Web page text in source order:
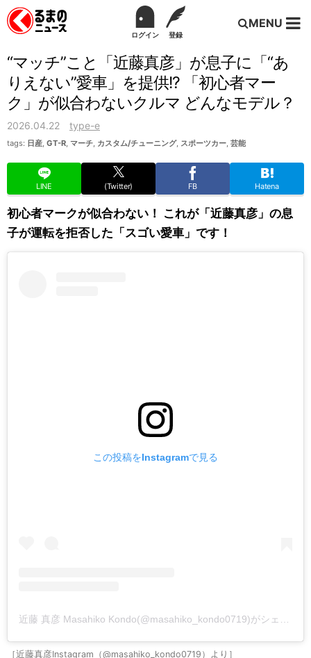
ログイン 登録
MENU
“マッチ”こと「近藤真彦」が息子に「“あ
りえない”愛車」を提供!? 「初心者マー
ク」が似合わないクルマ どんなモデル？
2026.04.22 type-e
tags: 日産, GT-R, マーチ, カスタム/チューニング, スポーツカー, 芸能
LINE (Twitter) FB Hatena
初心者マークが似合わない！ これが「近藤真彦」の息
子が運転を拒否した「スゴい愛車」です！
この投稿をInstagramで見る
［近藤真彦Instagram（@masahiko_kondo0719）より］